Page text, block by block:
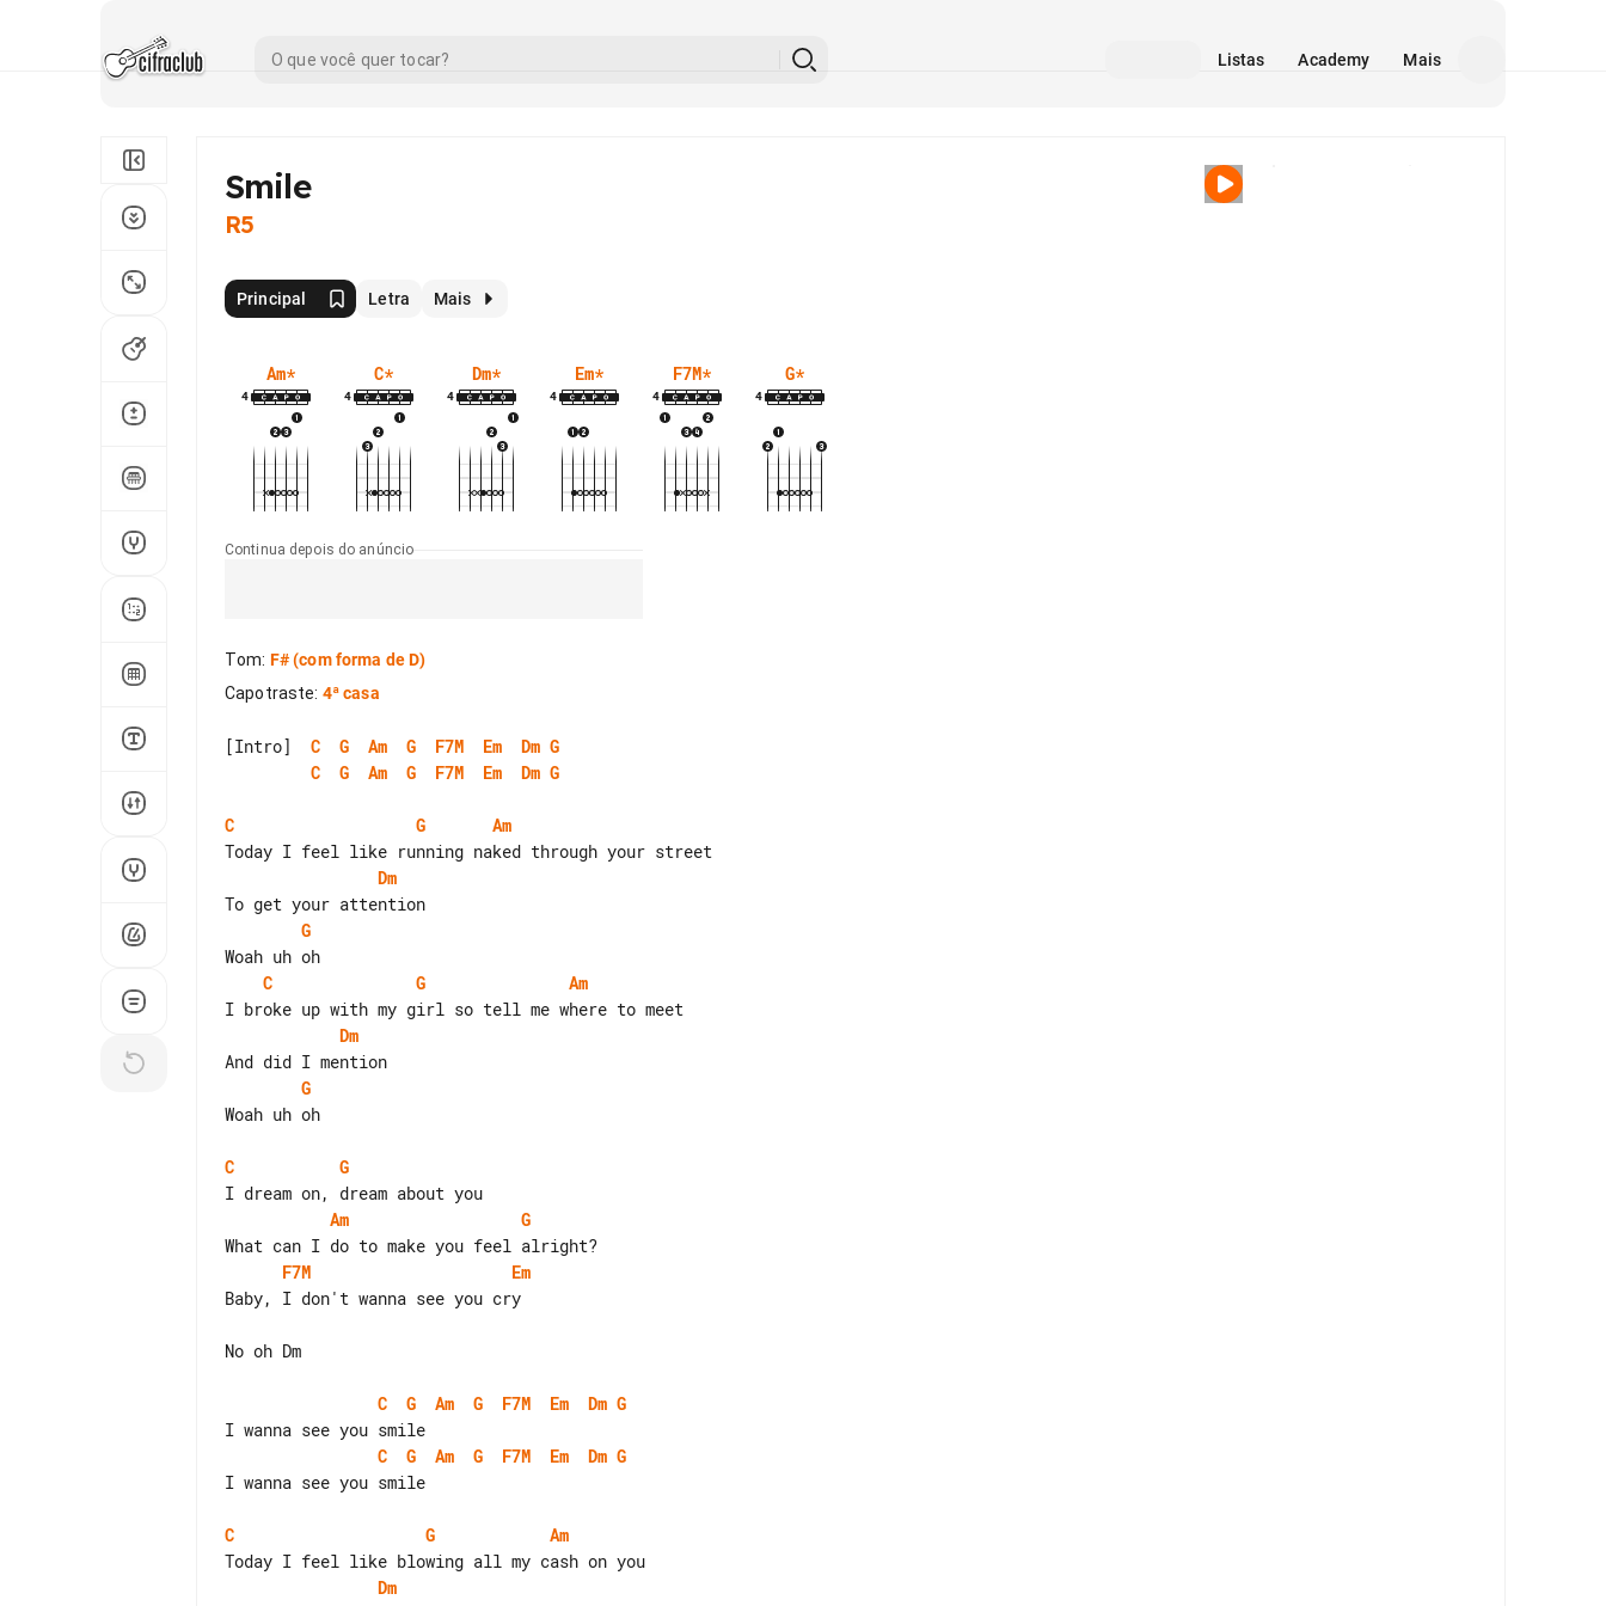
Listas Academy Mais
Smile
R5
Principal Letra Mais
Am*
4
C*
4
Dm*
4
Em*
4
F7M*
4
G*
4
Continua depois do anúncio
Tom: F#(com forma de D)
Capotraste: 4ª casa
[Intro] C G Am G F7M Em Dm G
C
G Am G F7M Em Dm G
C G
Am
Dm
G
C
G
Am
Dm
G
Woah uh oh
C
G
Am
G
F7M
Em
Baby, I don't wanna see you cry
No oh Dm
C G Am G F7M Em Dm G
C
G Am G F7M Em Dm G
I wanna see you smile
C G
Am
Dm